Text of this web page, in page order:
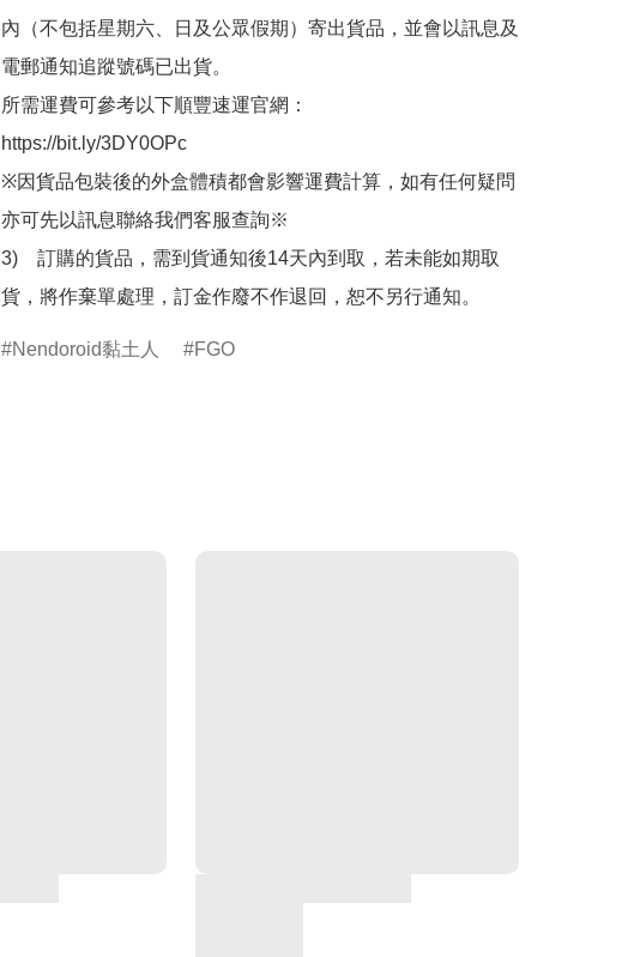
內（不包括星期六、日及公眾假期）寄出貨品，並會以訊息及
電郵通知追蹤號碼已出貨。
所需運費可參考以下順豐速運官網：
https://bit.ly/3DY0OPc
※因貨品包裝後的外盒體積都會影響運費計算，如有任何疑問
亦可先以訊息聯絡我們客服查詢※
3)　訂購的貨品，需到貨通知後14天內到取，若未能如期取
貨，將作棄單處理，訂金作廢不作退回，恕不另行通知。
Nendoroid黏土人 FGO